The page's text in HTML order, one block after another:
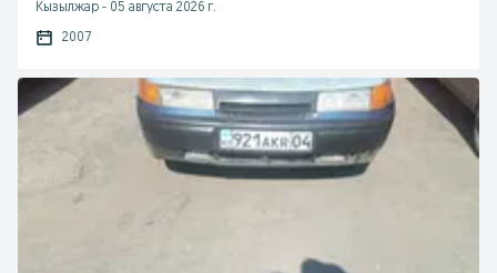
Кызылжар - 05 августа 2026 г.
2007